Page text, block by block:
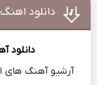
دانلود
دانلود
آرشیو آهنگ های